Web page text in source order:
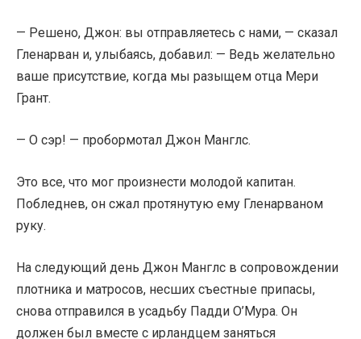
— Решено, Джон: вы отправляетесь с нами, — сказал
Гленарван и, улыбаясь, добавил: — Ведь желательно
ваше присутствие, когда мы разыщем отца Мери
Грант.
— О сэр! — пробормотал Джон Манглс.
Это все, что мог произнести молодой капитан.
Побледнев, он сжал протянутую ему Гленарваном
руку.
На следующий день Джон Манглс в сопровождении
плотника и матросов, несших съестные припасы,
снова отправился в усадьбу Падди О’Мура. Он
должен был вместе с ирландцем заняться